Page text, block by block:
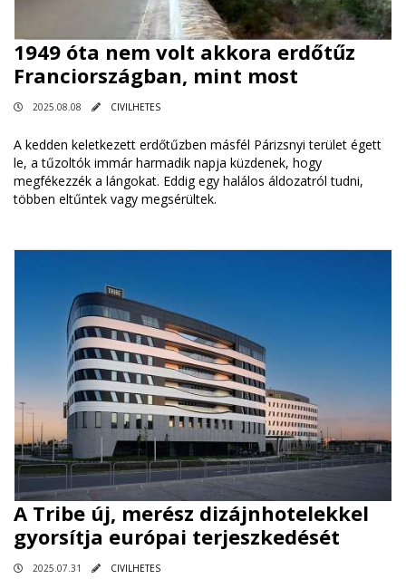
1949 óta nem volt akkora erdőtűz
Franciországban, mint most
2025.08.08 CIVILHETES
A kedden keletkezett erdőtűzben másfél Párizsnyi terület égett
le, a tűzoltók immár harmadik napja küzdenek, hogy
megfékezzék a lángokat. Eddig egy halálos áldozatról tudni,
többen eltűntek vagy megsérültek.
A Tribe új, merész dizájnhotelekkel
gyorsítja európai terjeszkedését
2025.07.31 CIVILHETES